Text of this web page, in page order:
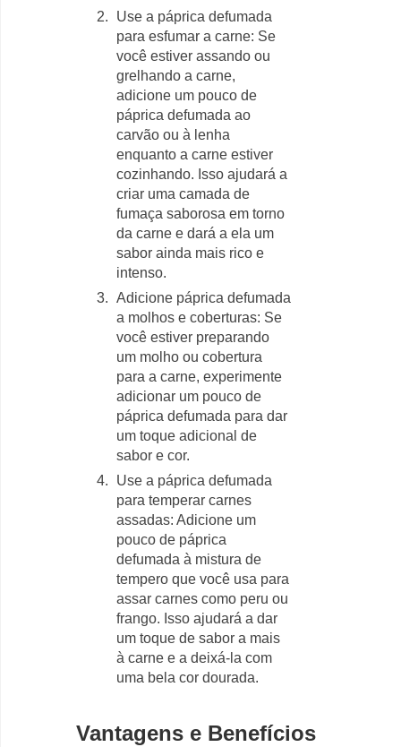
Use a páprica defumada
para esfumar a carne: Se
você estiver assando ou
grelhando a carne,
adicione um pouco de
páprica defumada ao
carvão ou à lenha
enquanto a carne estiver
cozinhando. Isso ajudará a
criar uma camada de
fumaça saborosa em torno
da carne e dará a ela um
sabor ainda mais rico e
intenso.
Adicione páprica defumada
a molhos e coberturas: Se
você estiver preparando
um molho ou cobertura
para a carne, experimente
adicionar um pouco de
páprica defumada para dar
um toque adicional de
sabor e cor.
Use a páprica defumada
para temperar carnes
assadas: Adicione um
pouco de páprica
defumada à mistura de
tempero que você usa para
assar carnes como peru ou
frango. Isso ajudará a dar
um toque de sabor a mais
à carne e a deixá-la com
uma bela cor dourada.
Vantagens e Benefícios